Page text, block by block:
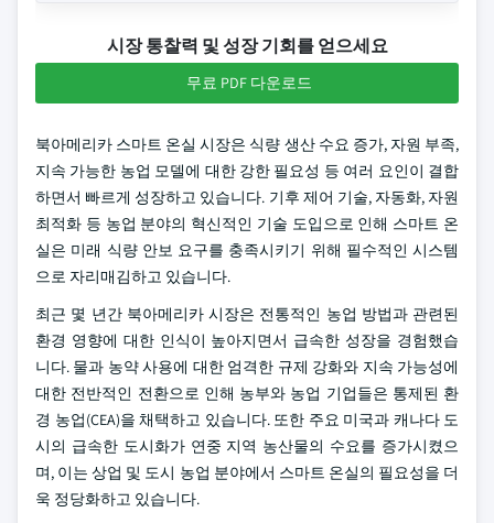
시장 통찰력 및 성장 기회를 얻으세요
무료 PDF 다운로드
북아메리카 스마트 온실 시장은 식량 생산 수요 증가, 자원 부족,
지속 가능한 농업 모델에 대한 강한 필요성 등 여러 요인이 결합
하면서 빠르게 성장하고 있습니다. 기후 제어 기술, 자동화, 자원
최적화 등 농업 분야의 혁신적인 기술 도입으로 인해 스마트 온
실은 미래 식량 안보 요구를 충족시키기 위해 필수적인 시스템
으로 자리매김하고 있습니다.
최근 몇 년간 북아메리카 시장은 전통적인 농업 방법과 관련된
환경 영향에 대한 인식이 높아지면서 급속한 성장을 경험했습
니다. 물과 농약 사용에 대한 엄격한 규제 강화와 지속 가능성에
대한 전반적인 전환으로 인해 농부와 농업 기업들은 통제된 환
경 농업(CEA)을 채택하고 있습니다. 또한 주요 미국과 캐나다 도
시의 급속한 도시화가 연중 지역 농산물의 수요를 증가시켰으
며, 이는 상업 및 도시 농업 분야에서 스마트 온실의 필요성을 더
욱 정당화하고 있습니다.